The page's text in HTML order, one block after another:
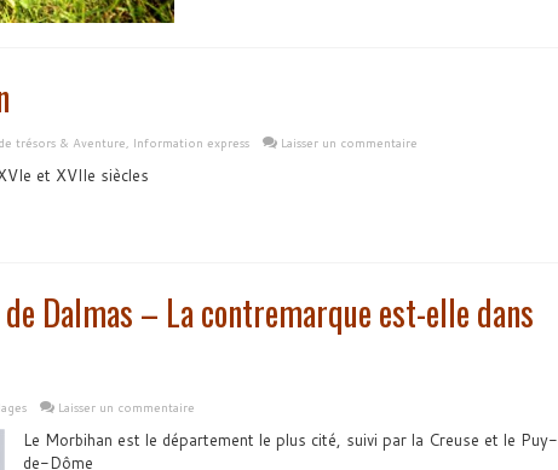
trésors & Aventure, Information express Laisser un commentaire
et XVIIe siècles
Dalmas – La contremarque est-elle dans
Laisser un commentaire
Le Morbihan est le département le plus cité, suivi par la Creuse et le Puy-
de-Dôme